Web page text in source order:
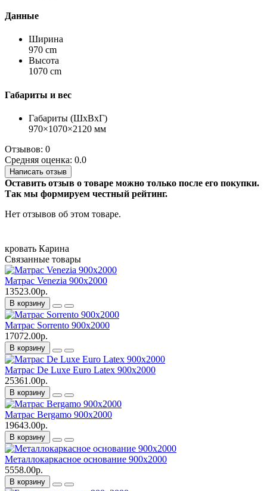
Данные
Ширина
970 cm
Высота
1070 cm
Габариты и вес
Габариты (ШхВхГ)
970×1070×2120 мм
Отзывов: 0
Средняя оценка: 0.0
Написать отзыв
Оставить отзыв о товаре можно только после его покупки.
Так мы формируем честный рейтинг.
Нет отзывов об этом товаре.
кровать Карина
Связанные товары
Матрас Venezia 900х2000
13523.00р.
В корзину
Матрас Sorrento 900х2000
17072.00р.
В корзину
Матрас De Luxe Euro Latex 900х2000
25361.00р.
В корзину
Матрас Bergamo 900х2000
19643.00р.
В корзину
Металлокаркасное основание 900х2000
5558.00р.
В корзину